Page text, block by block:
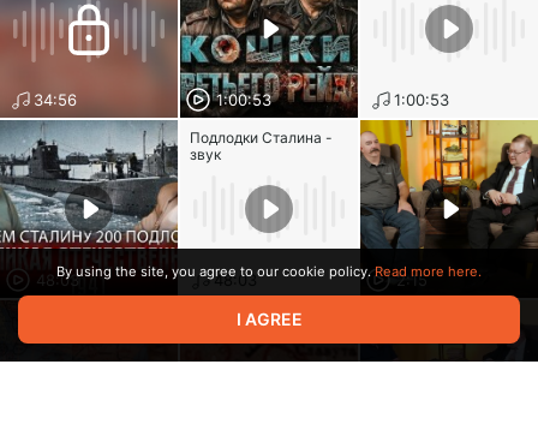
34:56 1:00:53 1:00:53
48:03
Подлодки Сталина -
звук
48:03 2:15
By using the site, you agree to our cookie policy. Read more here.
I AGREE